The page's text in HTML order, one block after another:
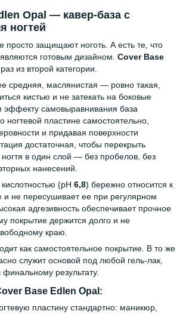
Opal — кавер-база с
ногтей
просто защищают ноготь. А есть те, что
готовым дизайном. Cover Base
из второй категории.
средняя, маслянистая — ровно такая,
кистью и не затекать на боковые
эффекту самовыравнивания база
ногтевой пластине самостоятельно,
и придавая поверхности
достаточная, чтобы перекрыть
в один слой — без пробелов, без
нанесений.
(pH 6,8) бережно относится к
и не пересушивает ее при регулярном
адгезивность обеспечивает прочное
покрытие держится долго и не
краю.
как самостоятельное покрытие. В то же
служит основой под любой гель-лак,
результату.
Base Edlen Opal:
пластину стандартно: маникюр,